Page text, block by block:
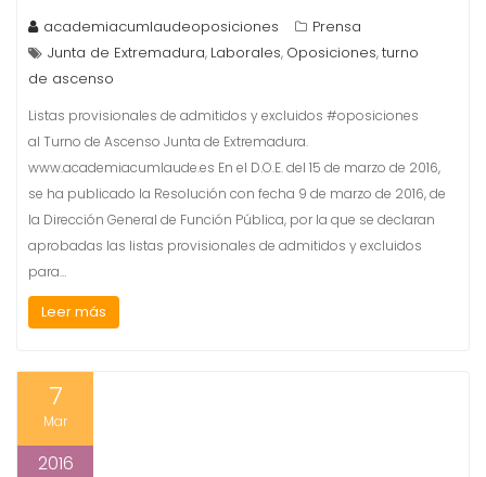
academiacumlaudeoposiciones
Prensa
Junta de Extremadura, Laborales, Oposiciones,turno
de ascenso
Listas provisionales de admitidos y excluidos #oposiciones
al Turno de Ascenso Junta de Extremadura.
www.academiacumlaude.es En el D.O.E. del 15 de marzo de 2016,
se ha publicado la Resolución con fecha 9 de marzo de 2016, de
la Dirección General de Función Pública, por la que se declaran
aprobadas las listas provisionales de admitidos y excluidos
para…
Leer más
7
Mar
2016